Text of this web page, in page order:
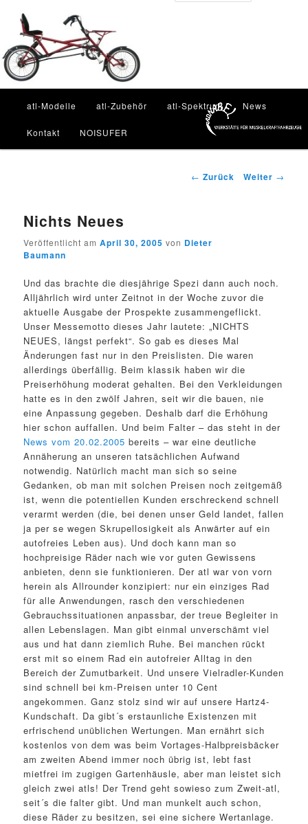
Inhalt
wechseln
atl-Modelle atl-Zubehör atl-Spektrum News
Kontakt NOISUFER
Beitragsnavigation
← Zurück Weiter →
Nichts Neues
Veröffentlicht amApril 30, 2005 von Dieter
Baumann
Und das brachte die diesjährige Spezi dann auch noch.
Alljährlich wird unter Zeitnot in der Woche zuvor die
aktuelle Ausgabe der Prospekte zusammengeflickt.
Unser Messemotto dieses Jahr lautete: „NICHTS
NEUES, längst perfekt“. So gab es dieses Mal
Änderungen fast nur in den Preislisten. Die waren
allerdings überfällig. Beim klassik haben wir die
Preiserhöhung moderat gehalten. Bei den Verkleidungen
hatte es in den zwölf Jahren, seit wir die bauen, nie
eine Anpassung gegeben. Deshalb darf die Erhöhung
hier schon auffallen. Und beim Falter – das steht in der
News vom 20.02.2005 bereits – war eine deutliche
Annäherung an unseren tatsächlichen Aufwand
notwendig. Natürlich macht man sich so seine
Gedanken, ob man mit solchen Preisen noch zeitgemäß
ist, wenn die potentiellen Kunden erschreckend schnell
verarmt werden (die, bei denen unser Geld landet, fallen
ja per se wegen Skrupellosigkeit als Anwärter auf ein
autofreies Leben aus). Und doch kann man so
hochpreisige Räder nach wie vor guten Gewissens
anbieten, denn sie funktionieren. Der atl war von vorn
herein als Allrounder konzipiert: nur ein einziges Rad
für alle Anwendungen, rasch den verschiedenen
Gebrauchssituationen anpassbar, der treue Begleiter in
allen Lebenslagen. Man gibt einmal unverschämt viel
aus und hat dann ziemlich Ruhe. Bei manchen rückt
erst mit so einem Rad ein autofreier Alltag in den
Bereich der Zumutbarkeit. Und unsere Vielradler-Kunden
sind schnell bei km-Preisen unter 10 Cent
angekommen. Ganz stolz sind wir auf unsere Hartz4-
Kundschaft. Da gibt´s erstaunliche Existenzen mit
erfrischend unüblichen Wertungen. Man ernährt sich
kostenlos von dem was beim Vortages-Halbpreisbäcker
am zweiten Abend immer noch übrig ist, lebt fast
mietfrei im zugigen Gartenhäusle, aber man leistet sich
gleich zwei atls! Der Trend geht sowieso zum Zweit-atl,
seit´s die falter gibt. Und man munkelt auch schon,
diese Räder zu besitzen, sei eine sichere Wertanlage.